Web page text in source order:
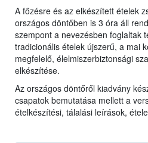
A főzésre és az elkészített ételek
országos döntőben is 3 óra áll
szempont a nevezésben foglaltak
tradicionális ételek újszerű, a mai
megfelelő, élelmiszerbiztonsági
elkészítése.
Az országos döntőről kiadvány
csapatok bemutatása mellett a
ételkészítési, tálalási leírások,